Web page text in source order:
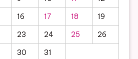
16 17 18
19
23 24 25
26
30 31